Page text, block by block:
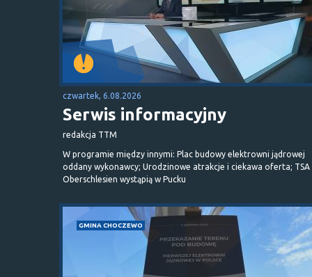
czwartek, 6.08.2026
Serwis informacyjny
redakcja TTM
W programie między innymi: Plac budowy elektrowni jądrowej
oddany wykonawcy; Urodzinowe atrakcje i ciekawa oferta; TSA
Oberschlesien wystąpią w Pucku
GMINA CHOCZEWO